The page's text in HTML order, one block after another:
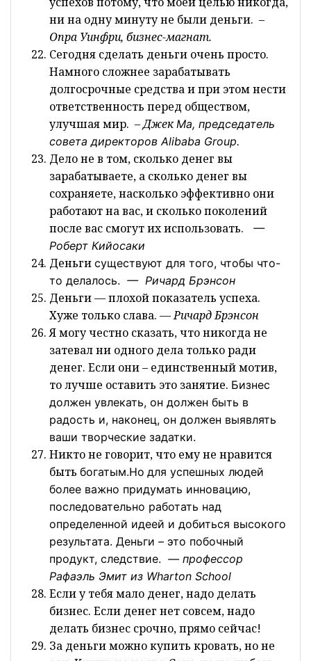
ни на одну минуту не были деньги. –
Опра Уинфри, бизнес-магнат.
Сегодня сделать деньги очень просто.
Намного сложнее зарабатывать
долгосрочные средства и при этом нести
ответственность перед обществом,
улучшая мир. – ДжекМа, председатель
совета директоровAlibaba Group.
Дело не в том, сколько денег вы
зарабатываете, а сколько денег вы
сохраняете, насколько эффективно они
работают на вас, и сколько поколений
после вас смогут их использовать.
—
Роберт Кийосаки
Деньги существуют для того, чтобы что-
то делалось. — Ричард Брэнсон
Деньги — плохой показатель успеха.
Хуже только слава. — Ричард Брэнсон
Я могу честно сказать, что никогда не
затевал ни одного дела только ради
денег. Если они – единственный мотив,
то лучше оставить это занятие. Бизнес
должен увлекать, он должен быть в
радость и, наконец, он должен выявлять
ваши творческие задатки.
Никто не говорит, что ему не нравится
быть богатым.Но для успешных людей
более важно придумать инновацию,
последовательно работать над
определенной идеей и добиться высокого
результата. Деньги – это побочный
продукт, следствие. — профессор
Рафаэль Эмит из Wharton School
Если у тебя мало денег, надо делать
бизнес. Если денег нет совсем, надо
делать бизнес срочно, прямо сейчас!
За деньги можно купить кровать, но не